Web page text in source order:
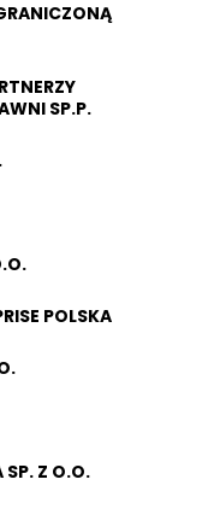
SP.P.
POLSKA
SP. Z O.O.